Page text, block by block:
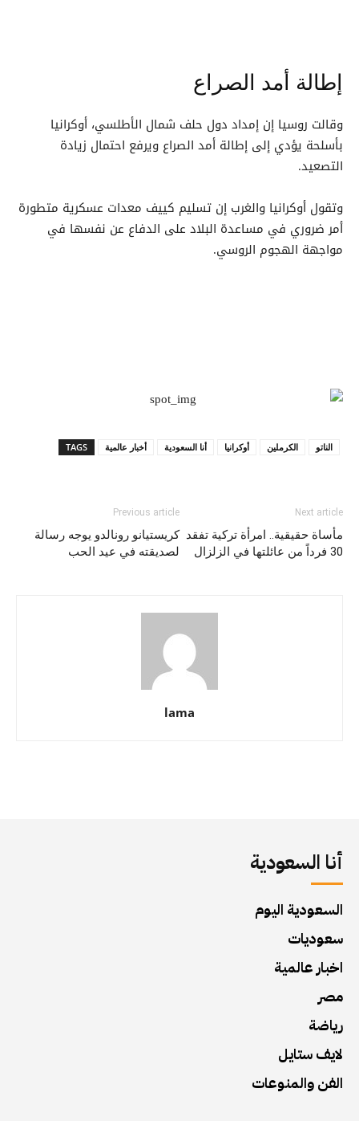
إطالة أمد الصراع
وقالت روسيا إن إمداد دول حلف شمال الأطلسي، أوكرانيا
بأسلحة يؤدي إلى إطالة أمد الصراع ويرفع احتمال زيادة
التصعيد.
وتقول أوكرانيا والغرب إن تسليم كييف معدات عسكرية متطورة
أمر ضروري في مساعدة البلاد على الدفاع عن نفسها في
مواجهة الهجوم الروسي.
TAGS أخبار عالمية أنا السعودية أوكرانيا الكرملين الناتو
Previous article
كريستيانو رونالدو يوجه رسالة
لصديقته في عيد الحب
Next article
مأساة حقيقية.. امرأة تركية تفقد
30 فرداً من عائلتها في الزلزال
lama
أنا السعودية
السعودية اليوم
سعوديات
اخبار عالمية
مصر
رياضة
لايف ستايل
الفن والمنوعات